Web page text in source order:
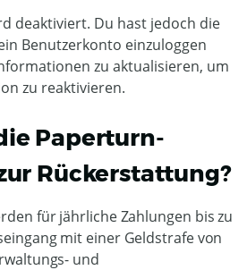
deaktiviert. Du hast jedoch die
Benutzerkonto einzuloggen
zu aktualisieren, um
zu reaktivieren.
Paperturn-
Rückerstattung?
für jährliche Zahlungen bis zu
mit einer Geldstrafe von
und